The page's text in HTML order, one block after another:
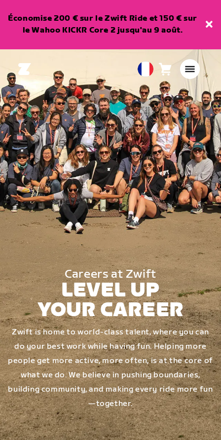
Économise 200 € sur le Zwift Ride et 150 € sur
le Wahoo KICKR Core 2 jusqu'au 9 août.
European
Union
Français
Panier0
article
Careers at Zwift
LEVEL UP
YOUR CAREER
Zwift is home to world-class talent, where you can
do your best work while having fun. Helping more
people get more active, more often, is at the core of
what we do. We believe in pushing boundaries,
building community, and making every ride more fun
—together.